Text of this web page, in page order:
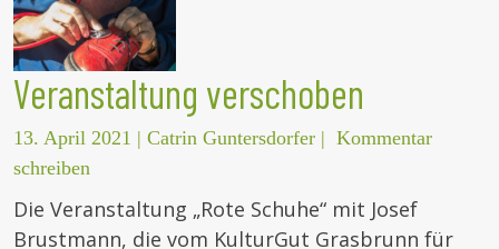
Veranstaltung verschoben
13. April 2021 | Catrin Guntersdorfer | Kommentar
schreiben
Die Veranstaltung „Rote Schuhe“ mit Josef
Brustmann, die vom KulturGut Grasbrunn für